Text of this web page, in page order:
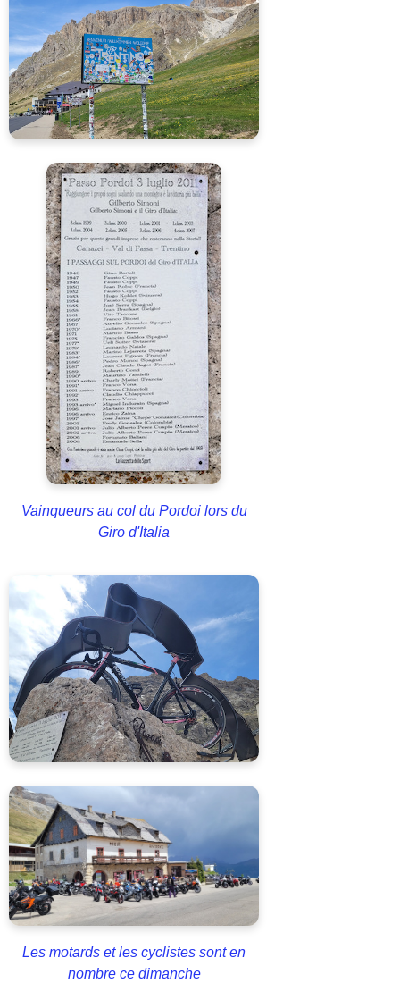
Vainqueurs au col du Pordoi lors du
Giro d'Italia
Les motards et les cyclistes sont en
nombre ce dimanche